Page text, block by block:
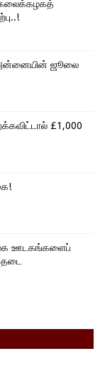
ஜூலை
£1,000
ஊடகங்களைப்
தடை